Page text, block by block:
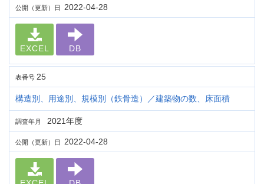
公開（更新）日 2022-04-28
EXCEL DB
表番号 25
構造別、用途別、規模別（鉄骨造）／建築物の数、床面積
調査年月 2021年度
公開（更新）日 2022-04-28